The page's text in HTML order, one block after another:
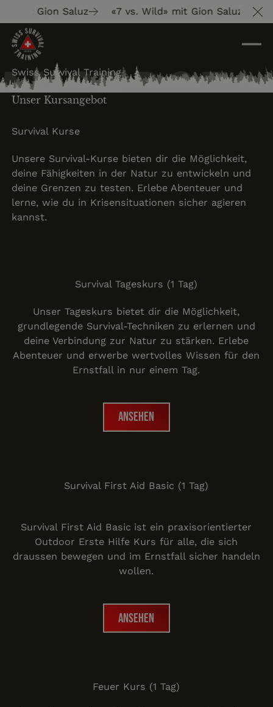
mit Gion Saluz «7 vs. Wild» mit Gion Saluz «7
Swiss Survival Training
Unser Kursangebot
Survival Kurse
Unsere Survival-Kurse bieten dir die Möglichkeit,
deine Fähigkeiten in der Natur zu entwickeln und
deine Grenzen zu testen. Erlebe Abenteuer und
lerne, wie du in Krisensituationen sicher agieren
kannst.
Survival Tageskurs (1 Tag)
Unser Tageskurs bietet dir die Möglichkeit,
grundlegende Survival-Techniken zu erlernen und
deine Verbindung zur Natur zu stärken. Erlebe
Abenteuer und erwerbe wertvolles Wissen für den
Ernstfall in nur einem Tag.
Ansehen
Survival First Aid Basic (1 Tag)
Survival First Aid Basic ist ein praxisorientierter
Outdoor Erste Hilfe Kurs für alle, die sich
draussen bewegen und im Ernstfall sicher handeln
wollen.
Ansehen
Feuer Kurs (1 Tag)